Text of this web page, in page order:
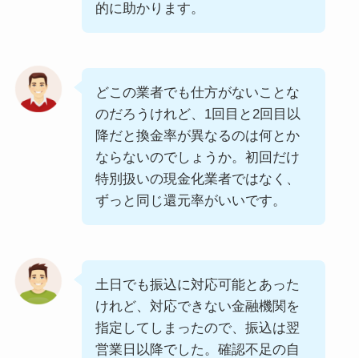
的に助かります。
どこの業者でも仕方がないことな
のだろうけれど、1回目と2回目以
降だと換金率が異なるのは何とか
ならないのでしょうか。初回だけ
特別扱いの現金化業者ではなく、
ずっと同じ還元率がいいです。
土日でも振込に対応可能とあった
けれど、対応できない金融機関を
指定してしまったので、振込は翌
営業日以降でした。確認不足の自